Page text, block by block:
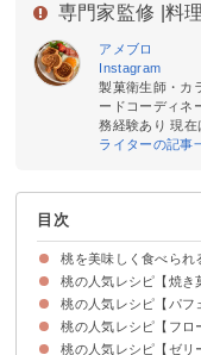
専門家監修 | 料
アメブロ
Instagram
製菓衛生師・カ
ードコーディネ
務経験あり 現在
ライターの記事
目次
桃を美味しく食べられ
桃の人気レシピ【焼き
①丸ごとタルト
②桃と紅茶のケーキ
③桃とブルーベリー
④レアチーズケーキ
⑤ロールケーキ
⑥グルテンフリーパン
桃の人気レシピ【パフ
①黄桃とオレンジの
②桃パフェ
③ピーチメルバ
桃の人気レシピ【フロ
①かき氷
②桃と糀甘酒ヨーグ
③ジェラート
桃の人気レシピ【ゼリ